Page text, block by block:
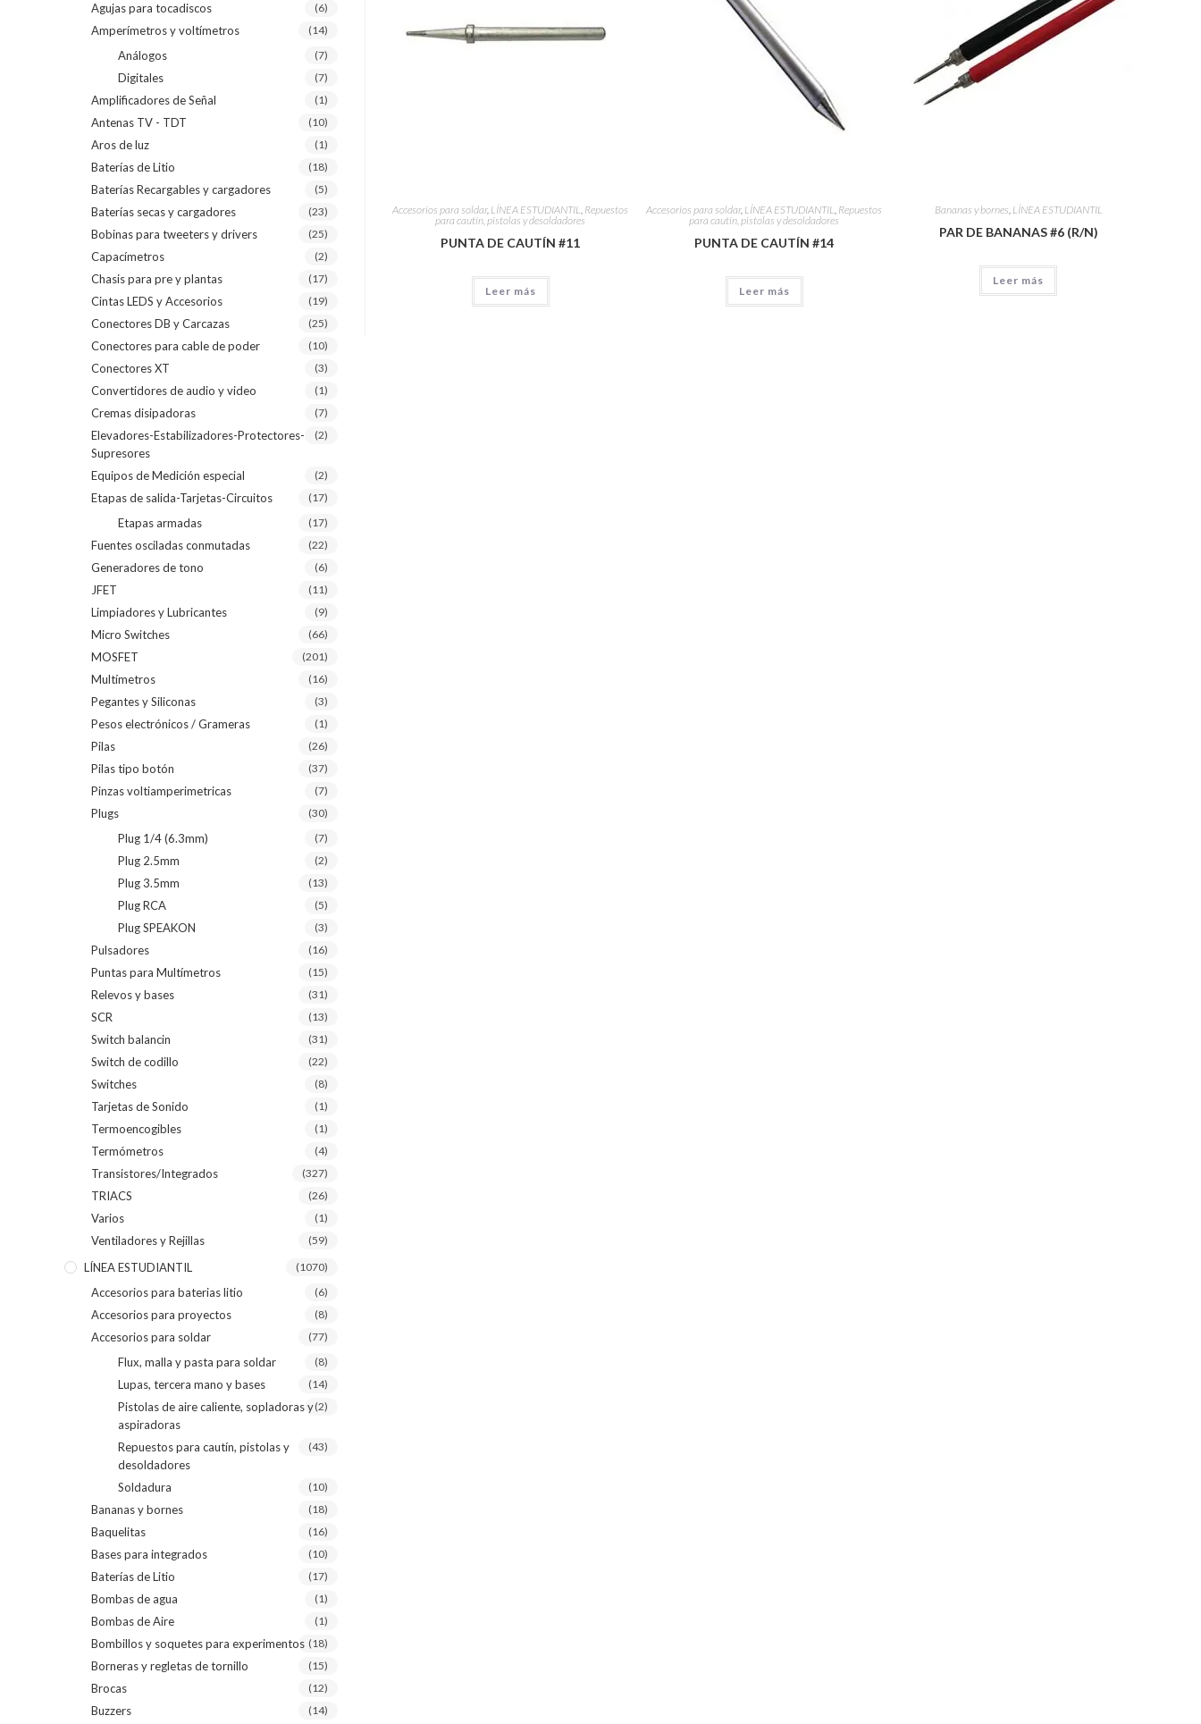
Accesorios para soldar, LÍNEA ESTUDIANTIL, Repuestos
para cautín, pistolas y desoldadores
PUNTA DE CAUTÍN #11
Leer más
Accesorios para soldar, LÍNEA ESTUDIANTIL, Repuestos
para cautín, pistolas y desoldadores
PUNTA DE CAUTÍN #14
Leer más
Bananas y bornes, LÍNEA ESTUDIANTIL
PAR DE BANANAS #6 (R/N)
Leer más
Agujas para tocadiscos (6)
Amperímetros y voltímetros (14)
Análogos (7)
Digitales (7)
Amplificadores de Señal (1)
Antenas TV - TDT (10)
Aros de luz (1)
Baterías de Litio (18)
Baterías Recargables y cargadores (5)
Baterías secas y cargadores (23)
Bobinas para tweeters y drivers (25)
Capacímetros (2)
Chasis para pre y plantas (17)
Cintas LEDS y Accesorios (19)
Conectores DB y Carcazas (25)
Conectores para cable de poder (10)
Conectores XT (3)
Convertidores de audio y video (1)
Cremas disipadoras (7)
Elevadores-Estabilizadores-Protectores-
Supresores
(2)
Equipos de Medición especial (2)
Etapas de salida-Tarjetas-Circuitos (17)
Etapas armadas (17)
Fuentes osciladas conmutadas (22)
Generadores de tono (6)
JFET (11)
Limpiadores y Lubricantes (9)
Micro Switches (66)
MOSFET (201)
Multímetros (16)
Pegantes y Siliconas (3)
Pesos electrónicos / Grameras (1)
Pilas (26)
Pilas tipo botón (37)
Pinzas voltiamperimetricas (7)
Plugs (30)
Plug 1/4 (6.3mm) (7)
Plug 2.5mm (2)
Plug 3.5mm (13)
Plug RCA (5)
Plug SPEAKON (3)
Pulsadores (16)
Puntas para Multímetros (15)
Relevos y bases (31)
SCR (13)
Switch balancin (31)
Switch de codillo (22)
Switches (8)
Tarjetas de Sonido (1)
Termoencogibles (1)
Termómetros (4)
Transistores/Integrados (327)
TRIACS (26)
Varios (1)
Ventiladores y Rejillas (59)
LÍNEA ESTUDIANTIL (1070)
Accesorios para baterias litio (6)
Accesorios para proyectos (8)
Accesorios para soldar (77)
Flux, malla y pasta para soldar (8)
Lupas, tercera mano y bases (14)
Pistolas de aire caliente, sopladoras y
aspiradoras
(2)
Repuestos para cautín, pistolas y
desoldadores
(43)
Soldadura (10)
Bananas y bornes (18)
Baquelitas (16)
Bases para integrados (10)
Baterías de Litio (17)
Bombas de agua (1)
Bombas de Aire (1)
Bombillos y soquetes para experimentos (18)
Borneras y regletas de tornillo (15)
Brocas (12)
Buzzers (14)